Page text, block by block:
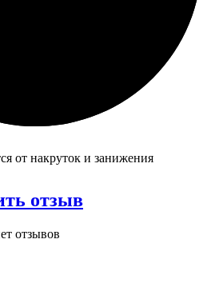
от накруток и занижения
отзыв
отзывов